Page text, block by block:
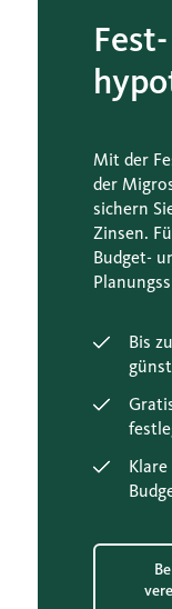
Fest­
Mit der
der
sichern
Zinsen.
Budget-
Bis
Klare